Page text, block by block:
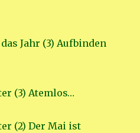
Jahr (3) Aufbinden
(3) Atemlos…
(2) Der Mai ist